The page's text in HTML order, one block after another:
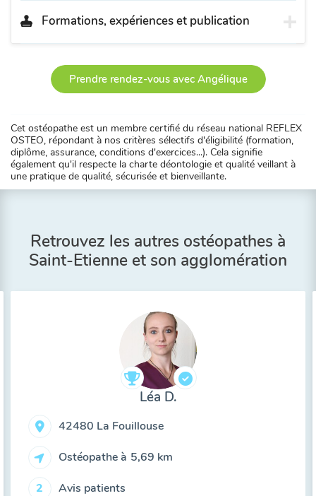
Formations, expériences et publication
Prendre rendez-vous avec Angélique
Cet ostéopathe est un membre certifié du réseau national REFLEX
OSTEO, répondant à nos critères sélectifs d'éligibilité (formation,
diplôme, assurance, conditions d'exercices...). Cela signifie
également qu'il respecte la charte déontologie et qualité veillant à
une pratique de qualité, sécurisée et bienveillante.
Retrouvez les autres ostéopathes à
Saint-Etienne et son agglomération
Léa D.
42480 La Fouillouse
Ostéopathe à 5,69 km
2 Avis patients